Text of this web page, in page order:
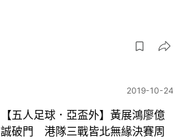
2019-10-24
【五人足球．亞盃外】黃展鴻廖億
誠破門 港隊三戰皆北無緣決賽周